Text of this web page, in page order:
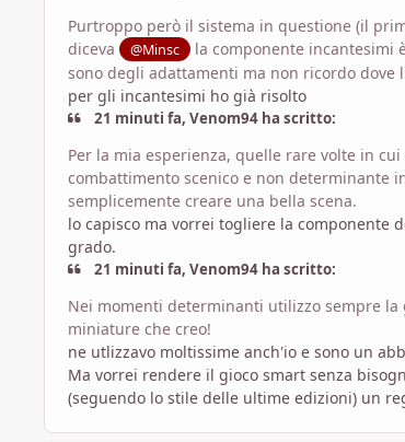
Purtroppo però il sistema in questione (il
diceva
@Minsc
la componente incantesimi
sono degli adattamenti ma non ricordo dove
per gli incantesimi ho già risolto
21 minuti fa, Venom94 ha scritto:
Per la mia esperienza, quelle rare volte in
combattimento scenico e non determinante
semplicemente creare una bella scena.
lo capisco ma vorrei togliere la componente
grado.
21 minuti fa, Venom94 ha scritto:
Nei momenti determinanti utilizzo sempre
miniature che creo!
ne utlizzavo moltissime anch'io e sono un
Ma vorrei rendere il gioco smart senza
(seguendo lo stile delle ultime edizioni) un